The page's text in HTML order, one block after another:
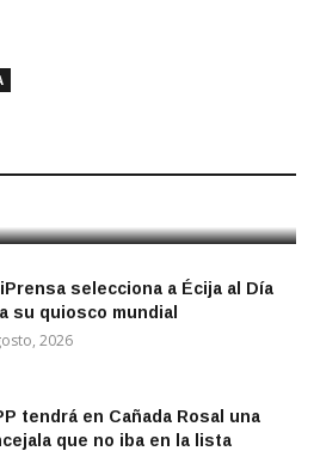
hacia La Montiela
final de año
selecciona a Écija al Día
su quiosco mundial
2026
tendrá en Cañada Rosal una
que no iba en la lista